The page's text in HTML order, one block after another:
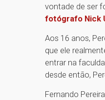
vontade de ser
fotógrafo Nick
Aos 16 anos,
que ele
entrar na
desde então,
Fernando